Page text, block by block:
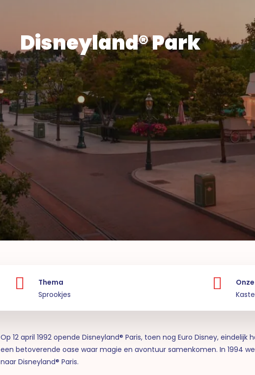
Disneyland® Park
Thema
Sprookjes
Op 12 april 1992 opende Disneyland® Paris, toen nog Euro Disney,
een betoverende oase waar magie en avontuur samenkomen. In 1994
naar Disneyland® Paris.